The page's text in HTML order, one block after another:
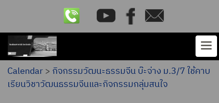
Calendar> กิจกรรมวัฒนะธรรมจีน บ๊ะจ่าง ม.3/7 ใช้คาบ
เรียนวิชาวัฒนธรรมจีนและกิจกรรมกลุ่มสนใจ